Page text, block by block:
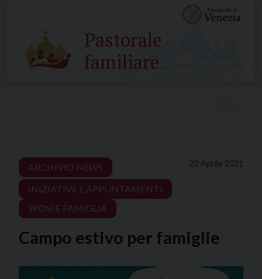
Pastorale
familiare
22 Aprile 2021
ARCHIVIO NEWS
INIZIATIVE E APPUNTAMENTI
SPOSI E FAMIGLIA
Campo estivo per famiglie